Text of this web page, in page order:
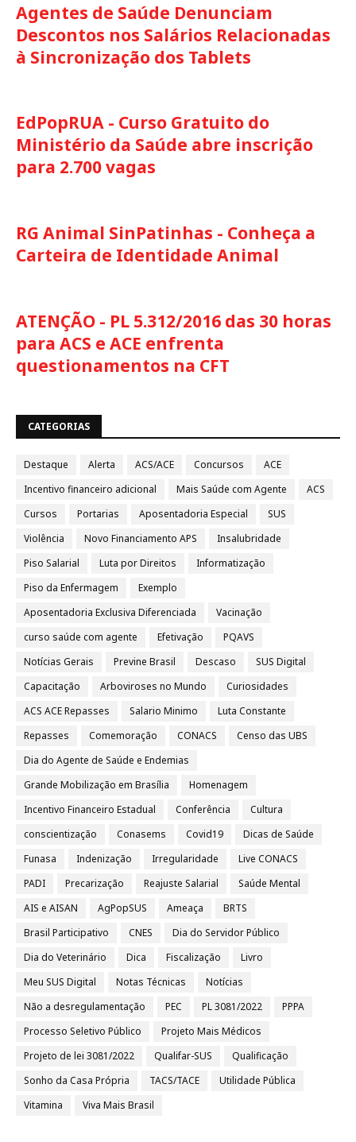
Agentes de Saúde Denunciam
Descontos nos Salários Relacionadas
à Sincronização dos Tablets
EdPopRUA - Curso Gratuito do
Ministério da Saúde abre inscrição
para 2.700 vagas
RG Animal SinPatinhas - Conheça a
Carteira de Identidade Animal
ATENÇÃO - PL 5.312/2016 das 30 horas
para ACS e ACE enfrenta
questionamentos na CFT
CATEGORIAS
Destaque Alerta ACS/ACE Concursos
ACE
Incentivo financeiro adicional
Mais Saúde com Agente
ACS
Cursos
Portarias Aposentadoria Especial
SUS
Violência
Novo Financiamento APS
Insalubridade
Piso Salarial
Luta por Direitos
Informatização
Piso da Enfermagem
Exemplo
Aposentadoria Exclusiva Diferenciada
Vacinação
curso saúde com agente
Efetivação
PQAVS
Notícias Gerais
Previne Brasil Descaso
SUS Digital
Capacitação
Arboviroses no Mundo
Curiosidades
ACS ACE Repasses
Salario Minimo
Luta Constante
Repasses
Comemoração CONACS
Censo das UBS
Dia do Agente de Saúde e Endemias
Grande Mobilização em Brasília
Homenagem
Incentivo Financeiro Estadual
Conferência
Cultura
conscientização
Conasems Covid19
Dicas de Saúde
Funasa
Indenização Irregularidade
Live CONACS
PADI
Precarização Reajuste Salarial
Saúde Mental
AIS e AISAN
AgPopSUS Ameaça
BRTS
Brasil Participativo
CNES
Dia do Servidor Público
Dia do Veterinário
Dica Fiscalização
Livro
Meu SUS Digital
Notas Técnicas
Notícias
Não a desregulamentação
PEC PL 3081/2022
PPPA
Processo Seletivo Público
Projeto Mais Médicos
Projeto de lei 3081/2022
Qualifar-SUS
Qualificação
Sonho da Casa Própria
TACS/TACE
Utilidade Pública
Vitamina
Viva Mais Brasil